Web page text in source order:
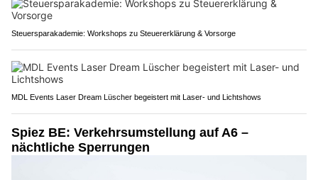
Steuersparakademie: Workshops zu Steuererklärung & Vorsorge
MDL Events Laser Dream Lüscher begeistert mit Laser- und Lichtshows
Spiez BE: Verkehrsumstellung auf A6 –
nächtliche Sperrungen